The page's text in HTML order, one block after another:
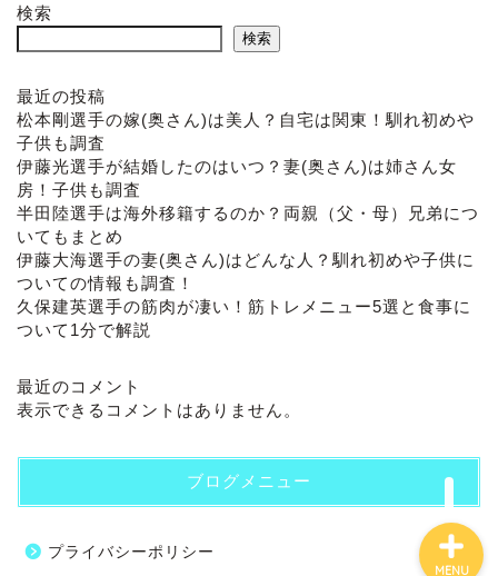
検索
検索
最近の投稿
松本剛選手の嫁(奥さん)は美人？自宅は関東！馴れ初めや
子供も調査
伊藤光選手が結婚したのはいつ？妻(奥さん)は姉さん女
房！子供も調査
半田陸選手は海外移籍するのか？両親（父・母）兄弟につ
いてもまとめ
伊藤大海選手の妻(奥さん)はどんな人？馴れ初めや子供に
ついての情報も調査！
久保建英選手の筋肉が凄い！筋トレメニュー5選と食事に
ついて1分で解説
最近のコメント
表示できるコメントはありません。
ブログメニュー
プライバシーポリシー
MENU
ホーム
お問い合わせ